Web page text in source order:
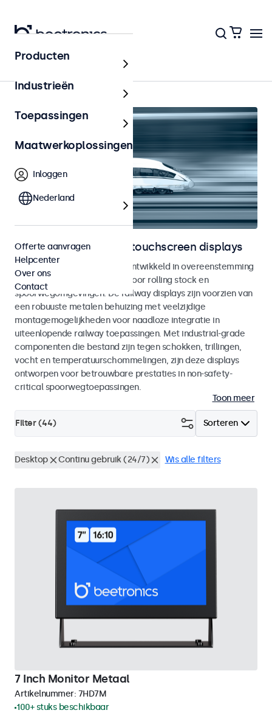
Home
Railway monitoren en touchscreen displays
Monitoren en touchscreens ontwikkeld in overeenstemming
met EN 50155 en EN 45545-2 voor rolling stock en
spoorwegomgevingen. De railway displays zijn voorzien van
een robuuste metalen behuizing met veelzijdige
montagemogelijkheden voor naadloze integratie in
uiteenlopende railway toepassingen. Met industrial-grade
componenten die bestand zijn tegen schokken, trillingen,
vocht en temperatuurschommelingen, zijn deze displays
ontworpen voor betrouwbare prestaties in non-safety-
critical spoorwegtoepassingen.
Toon meer
Sorteren
Filter (44)
Desktop Continu gebruik (24/7) Wis alle filters
7 Inch Monitor Metaal
Artikelnummer: 7HD7M
100+ stuks beschikbaar
Producten
Industrieën
Toepassingen
Maatwerkoplossingen
Inloggen
Nederland
Offerte aanvragen
Helpcenter
Over ons
Contact